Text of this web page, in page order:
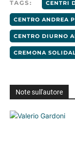
TAGS: CENTRI
CENTRO ANDREA
CENTRO DIURNO
CREMONA
Note sull'autore